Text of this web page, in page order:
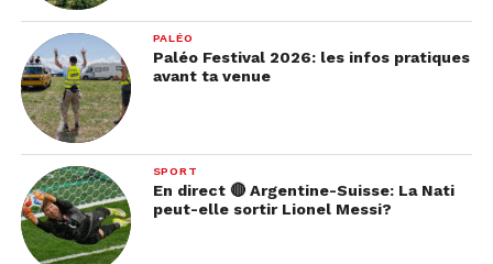
PALÉO
Paléo Festival 2026: les infos pratiques
avant ta venue
SPORT
En direct 🔴 Argentine-Suisse: La Nati
peut-elle sortir Lionel Messi?